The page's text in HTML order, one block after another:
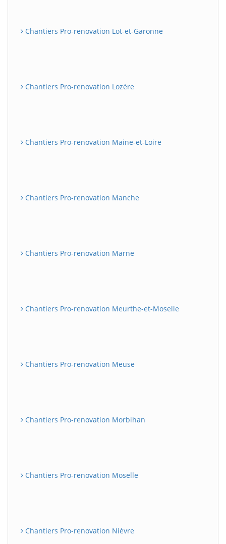
Chantiers Pro-renovation Lot-et-Garonne
Chantiers Pro-renovation Lozère
Chantiers Pro-renovation Maine-et-Loire
Chantiers Pro-renovation Manche
Chantiers Pro-renovation Marne
Chantiers Pro-renovation Meurthe-et-Moselle
Chantiers Pro-renovation Meuse
Chantiers Pro-renovation Morbihan
Chantiers Pro-renovation Moselle
Chantiers Pro-renovation Nièvre